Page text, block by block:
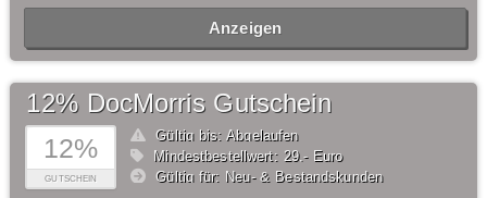
Anzeigen
12%
GUTSCHEIN
12% DocMorris Gutschein
Gültig bis: Abgelaufen
Mindestbestellwert: 29,- Euro
Gültig für: Neu- & Bestandskunden